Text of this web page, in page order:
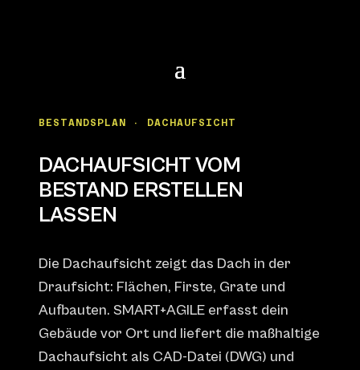
BESTANDSPLAN · DACHAUFSICHT
DACHAUFSICHT VOM
BESTAND ERSTELLEN
LASSEN
Die Dachaufsicht zeigt das Dach in der
Draufsicht: Flächen, Firste, Grate und
Aufbauten. SMART+AGILE erfasst dein
Gebäude vor Ort und liefert die maßhaltige
Dachaufsicht als CAD-Datei (DWG) und